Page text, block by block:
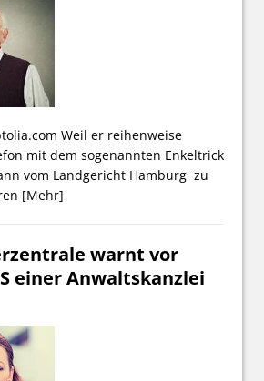
Weil er reihenweise
mit dem sogenannten Enkeltrick
vom Landgericht Hamburg zu
[Mehr]
warnt vor
einer Anwaltskanzlei